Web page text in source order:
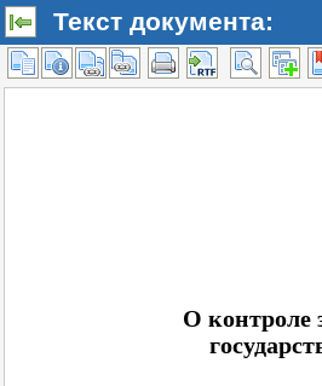
Текст документа: